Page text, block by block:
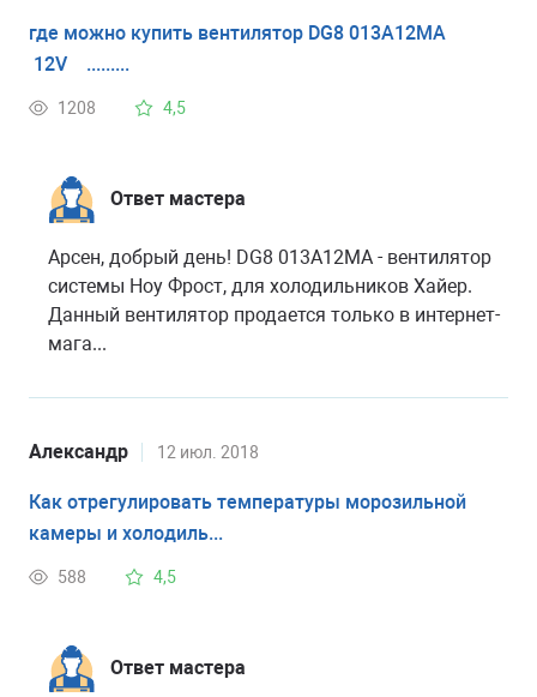
где можно купить вентилятор DG8 013A12MA
12V .........
1208 4,5
Ответ мастера
Арсен, добрый день! DG8 013A12MA - вентилятор
системы Ноу Фрост, для холодильников Хайер.
Данный вентилятор продается только в интернет-
мага...
Александр 12 июл. 2018
Как отрегулировать температуры морозильной
камеры и холодиль...
588 4,5
Ответ мастера